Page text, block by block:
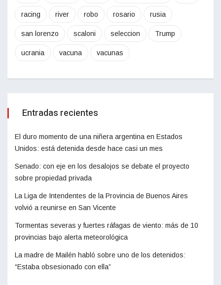
racing river robo rosario rusia
san lorenzo scaloni seleccion Trump
ucrania vacuna vacunas
Entradas recientes
El duro momento de una niñera argentina en Estados
Unidos: está detenida desde hace casi un mes
Senado: con eje en los desalojos se debate el proyecto
sobre propiedad privada
La Liga de Intendentes de la Provincia de Buenos Aires
volvió a reunirse en San Vicente
Tormentas severas y fuertes ráfagas de viento: más de 10
provincias bajo alerta meteorológica
La madre de Mailén habló sobre uno de los detenidos:
“Estaba obsesionado con ella”